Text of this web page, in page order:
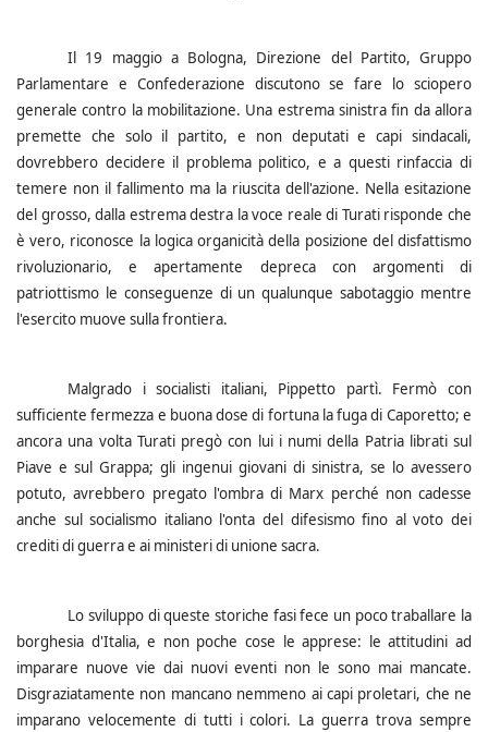
Il 19 maggio a Bologna, Direzione del Partito, Gruppo
Parlamentare e Confederazione discutono se fare lo sciopero
generale contro la mobilitazione. Una estrema sinistra fin da allora
premette che solo il partito, e non deputati e capi sindacali,
dovrebbero decidere il problema politico, e a questi rinfaccia di
temere non il fallimento ma la riuscita dell'azione. Nella esitazione
del grosso, dalla estrema destra la voce reale di Turati risponde che
è vero, riconosce la logica organicità della posizione del disfattismo
rivoluzionario, e apertamente depreca con argomenti di
patriottismo le conseguenze di un qualunque sabotaggio mentre
l'esercito muove sulla frontiera.
Malgrado i socialisti italiani, Pippetto partì. Fermò con
sufficiente fermezza e buona dose di fortuna la fuga di Caporetto; e
ancora una volta Turati pregò con lui i numi della Patria librati sul
Piave e sul Grappa; gli ingenui giovani di sinistra, se lo avessero
potuto, avrebbero pregato l'ombra di Marx perché non cadesse
anche sul socialismo italiano l'onta del difesismo fino al voto dei
crediti di guerra e ai ministeri di unione sacra.
Lo sviluppo di queste storiche fasi fece un poco traballare la
borghesia d'Italia, e non poche cose le apprese: le attitudini ad
imparare nuove vie dai nuovi eventi non le sono mai mancate.
Disgraziatamente non mancano nemmeno ai capi proletari, che ne
imparano velocemente di tutti i colori. La guerra trova sempre